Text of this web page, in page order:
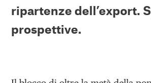
ripartenze dell’export.
prospettive.